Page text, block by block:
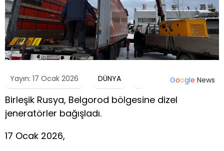
Yayın: 17 Ocak 2026 DÜNYA Google News
Birleşik Rusya, Belgorod bölgesine dizel
jeneratörler bağışladı.
17 Ocak 2026,